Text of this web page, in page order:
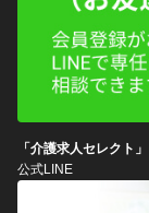
「介護求人セレクト」
公式LINE